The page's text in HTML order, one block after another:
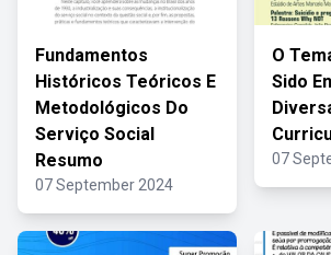
Fundamentos
Históricos Teóricos E
Metodológicos Do
Serviço Social
Resumo
07 September 2024
O
Sido
07